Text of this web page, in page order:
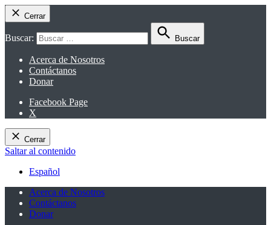
Cerrar
Buscar: Buscar
Acerca de Nosotros
Contáctanos
Donar
Facebook Page
X
Cerrar
Saltar al contenido
Español
Acerca de Nosotros
Contáctanos
Donar